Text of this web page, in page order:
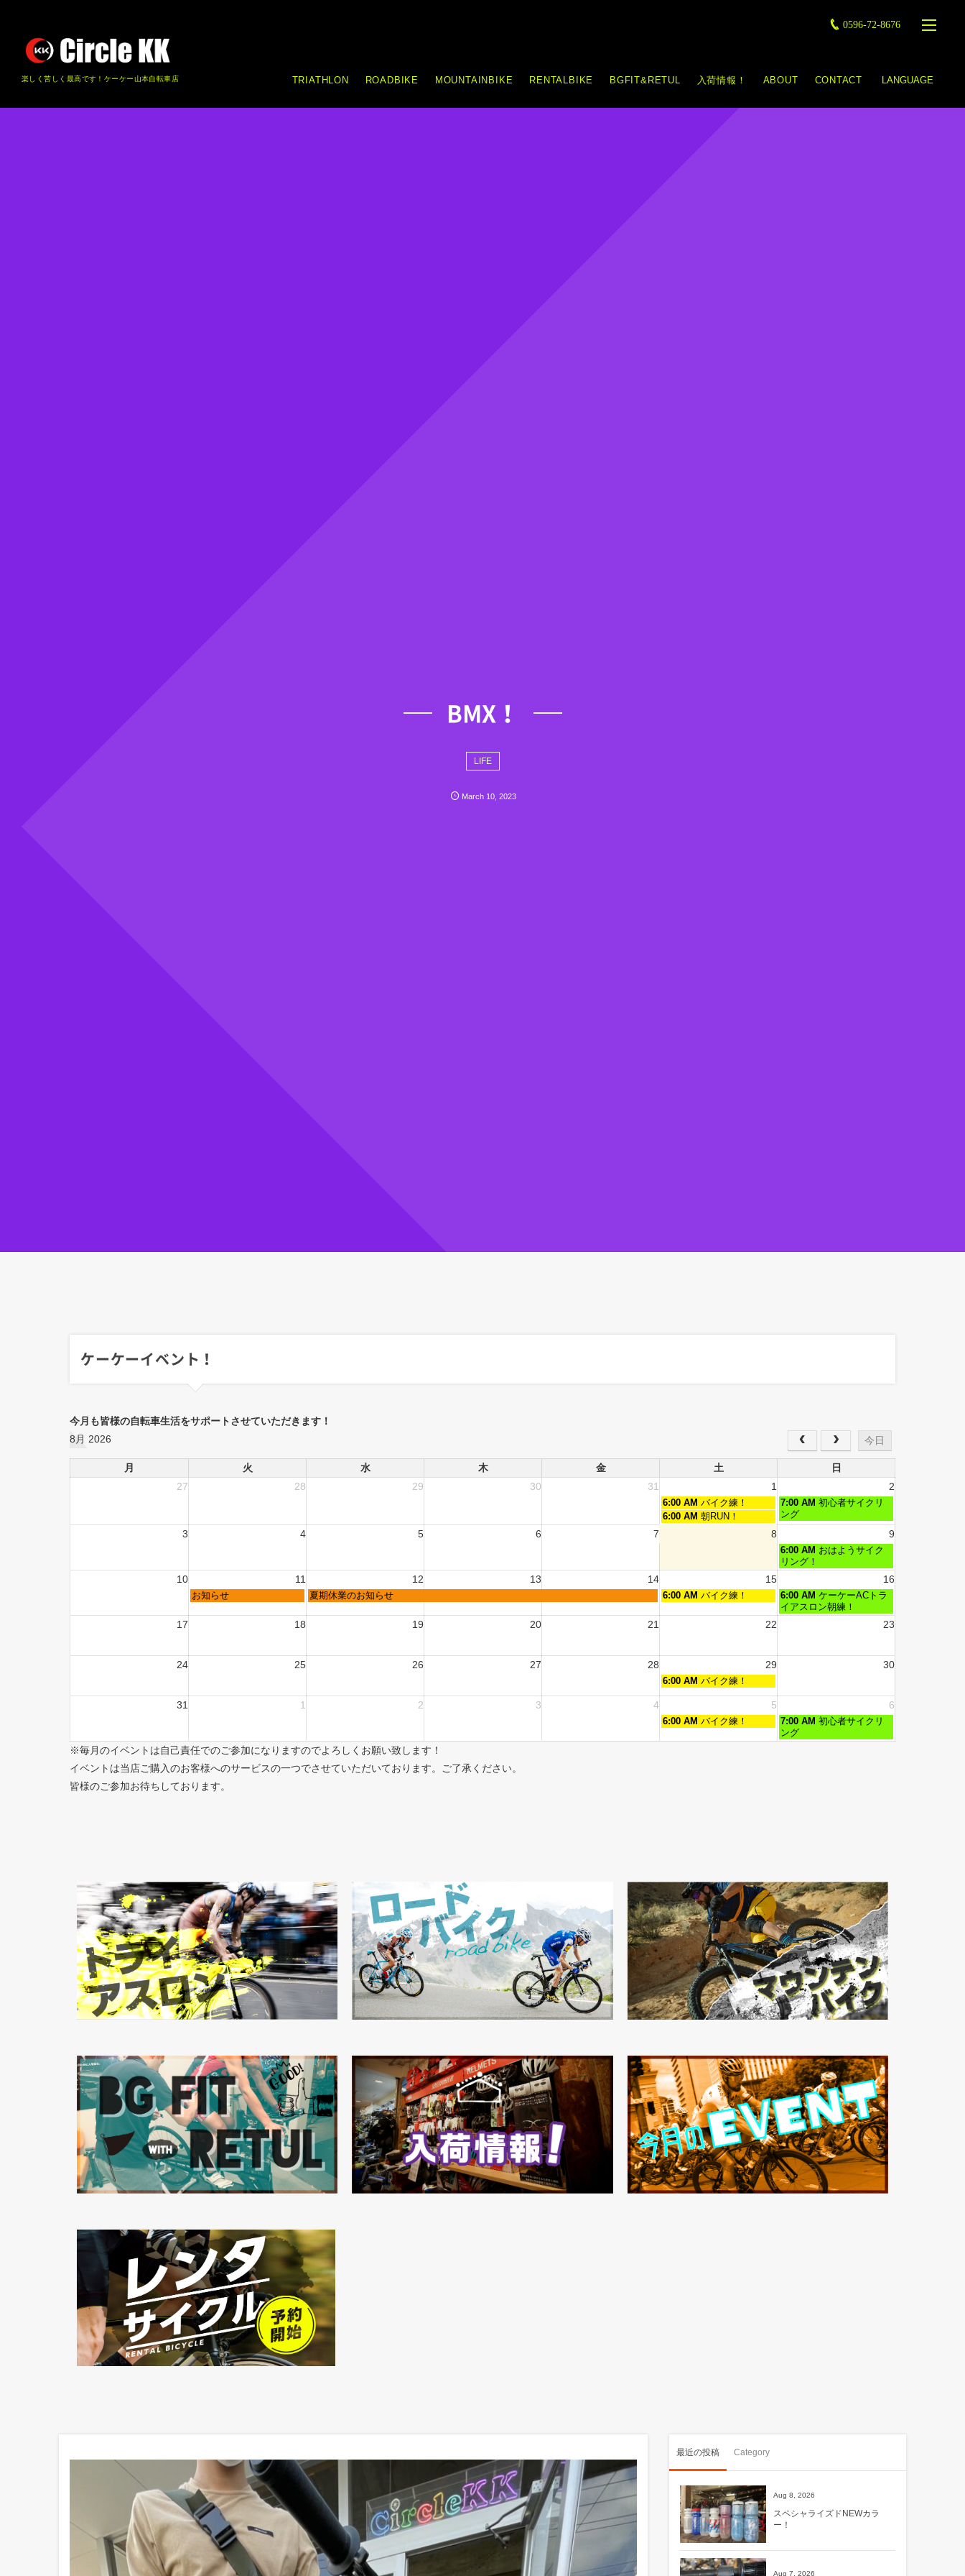
楽しく苦しく最高です！ケーケー山本自転車店
0596-72-8676
TRIATHLON ROADBIKE MOUNTAINBIKE RENTALBIKE BGFIT&RETUL 入荷情報！ ABOUT CONTACT LANGUAGE
BMX！
LIFE
March 10 ,2023
ケーケーイベント！
今月も皆様の自転車生活をサポートさせていただきます！
8月 2026
今日
月 火 水 木 金 土
日
27
28 29 30 31 1 2
6:00 AM バイク練！ 7:00 AM 初心者サイクリ
ング
6:00 AM 朝RUN！
3 4 5 6 7 8 9
6:00 AM おはようサイク
リング！
10 11 12 13 14 15 16
お知らせ 夏期休業のお知らせ 6:00 AM バイク練！ 6:00 AM ケーケーACトラ
イアスロン朝練！
17 18 19 20 21 22 23
24 25 26 27 28 29 30
6:00 AM バイク練！
31 1 2 3 4 5 6
6:00 AM バイク練！ 7:00 AM 初心者サイクリ
ング
※毎月のイベントは自己責任でのご参加になりますのでよろしくお願い致します！
イベントは当店ご購入のお客様へのサービスの一つでさせていただいております。ご了承ください。
皆様のご参加お待ちしております。
最近の投稿 Category
Aug 8, 2026
スペシャライズドNEWカラ
ー！
Aug 7, 2026